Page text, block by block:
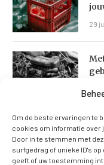
Om de beste ervaringen te
cookies om informatie over
Door in te stemmen met
surfgedrag of unieke ID's
geeft of uw toestemming
29
27
27